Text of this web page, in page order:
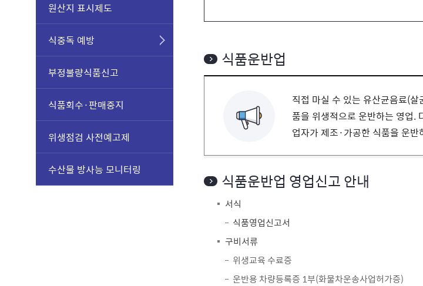
원산지 표시제도
식중독 예방
부정불량식품신고
식품회수·판매중지
위생점검 사전예고제
수산물 방사능 모니터링
식품운반업
직접 마실 수 있는 유산균음료(
품을 위생적으로 운반하는 영업.
업자가 제조·가공한 식품을 운
식품운반업 영업신고 안내
서식
식품영업신고서
구비서류
위생교육 수료증
운반용 차량등록증 1부(화물차운송사업허가증)